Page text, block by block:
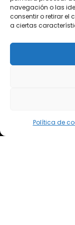
navegación o las
consentir o retirar el
a ciertas
Política de
Teléfono:
Teléfono: